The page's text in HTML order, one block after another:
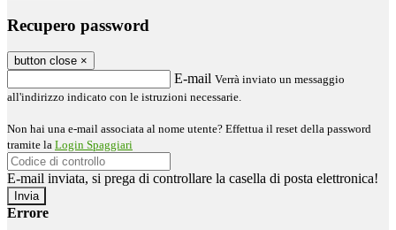
Recupero password
button close ×
E-mail Verrà inviato un messaggio
all'indirizzo indicato con le istruzioni necessarie.
Non hai una e-mail associata al nome utente? Effettua il reset della password
tramite la Login Spaggiari
E-mail inviata, si prega di controllare la casella di posta elettronica!
Errore